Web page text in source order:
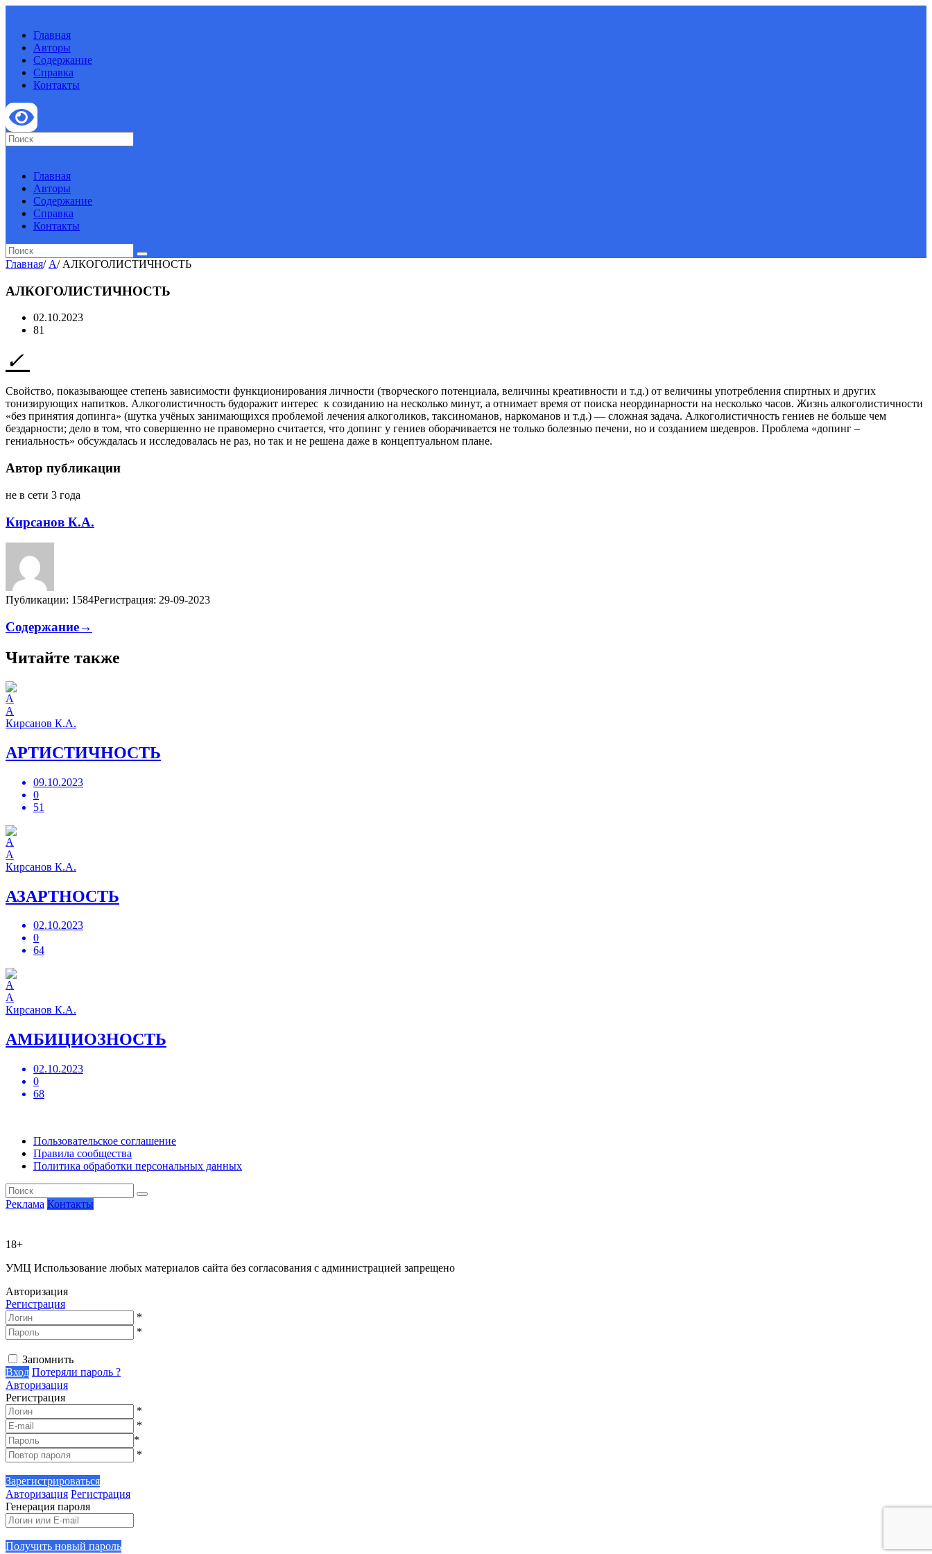
Главная
Авторы
Содержание
Справка
Контакты
Главная
Авторы
Содержание
Справка
Контакты
Главная/ А/ АЛКОГОЛИСТИЧНОСТЬ
АЛКОГОЛИСТИЧНОСТЬ
02.10.2023
81
Свойство, показывающее степень зависимости функционирования личности (творческого потенциала, величины креативности и т.д.) от величины употребления спиртных и других
тонизирующих напитков. Алкоголистичность будоражит интерес к созиданию на несколько минут, а отнимает время от поиска неординарности на несколько часов. Жизнь алкоголистичности
«без принятия допинга» (шутка учёных занимающихся проблемой лечения алкоголиков, таксиноманов, наркоманов и т.д.) — сложная задача. Алкоголистичность гениев не больше чем
бездарности; дело в том, что совершенно не правомерно считается, что допинг у гениев оборачивается не только болезнью печени, но и созданием шедевров. Проблема «допинг –
гениальность» обсуждалась и исследовалась не раз, но так и не решена даже в концептуальном плане.
Автор публикации
не в сети 3 года
Кирсанов К.А.
Публикации: 1584Регистрация: 29-09-2023
Содержание→
Читайте также
А
Кирсанов К.А.
АРТИСТИЧНОСТЬ
09.10.2023
0
51
А
Кирсанов К.А.
АЗАРТНОСТЬ
02.10.2023
0
64
А
Кирсанов К.А.
АМБИЦИОЗНОСТЬ
02.10.2023
0
68
Пользовательское соглашение
Правила сообщества
Политика обработки персональных данных
Реклама Контакты
18+
УМЦ Использование любых материалов сайта без согласования с администрацией запрещено
Авторизация
Регистрация
*
*
Запомнить
Вход Потеряли пароль ?
Авторизация
Регистрация
*
*
*
*
Зарегистрироваться
Авторизация Регистрация
Генерация пароля
Получить новый пароль